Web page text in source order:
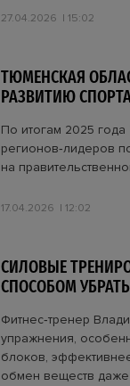
27.04.2026 15:02
ТЮМЕНСКАЯ
РАЗВИТИЮ
По итогам 2025
регионов‑лидеров
на
17.04.2026 12:02
СИЛОВЫЕ
СПОСОБОМ
Фитнес‑тренер
упражнения,
блоков,
обмен веществ даже